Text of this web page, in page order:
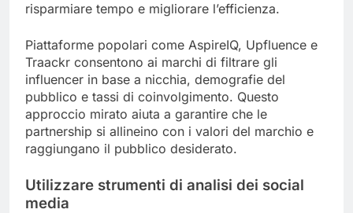
risparmiare tempo e migliorare l’efficienza.
Piattaforme popolari come AspireIQ, Upfluence e
Traackr consentono ai marchi di filtrare gli
influencer in base a nicchia, demografie del
pubblico e tassi di coinvolgimento. Questo
approccio mirato aiuta a garantire che le
partnership si allineino con i valori del marchio e
raggiungano il pubblico desiderato.
Utilizzare strumenti di analisi dei social
media